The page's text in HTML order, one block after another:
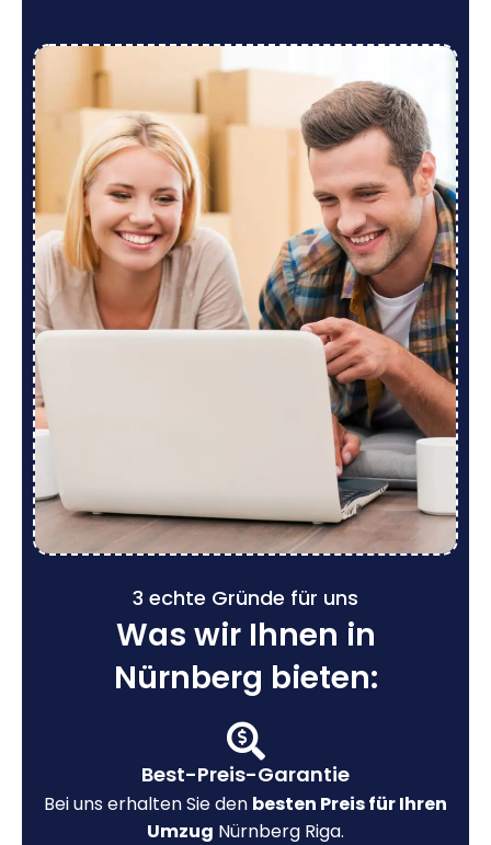
3 echte Gründe für uns
Was wir Ihnen in
Nürnberg bieten:
Best-Preis-Garantie
Bei uns erhalten Sie den besten Preis für Ihren
Umzug Nürnberg Riga.